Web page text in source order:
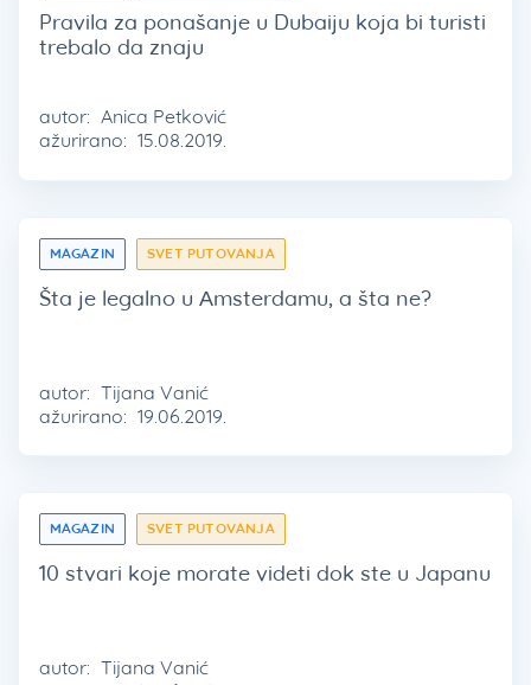
Pravila za ponašanje u Dubaiju koja bi turisti
trebalo da znaju
autor: Anica Petković
ažurirano: 15.08.2019.
MAGAZIN SVET PUTOVANJA
Šta je legalno u Amsterdamu, a šta ne?
autor: Tijana Vanić
ažurirano: 19.06.2019.
MAGAZIN SVET PUTOVANJA
10 stvari koje morate videti dok ste u Japanu
autor: Tijana Vanić